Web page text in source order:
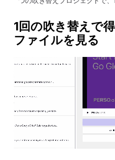
1回の吹き替えで
ファイルを見る